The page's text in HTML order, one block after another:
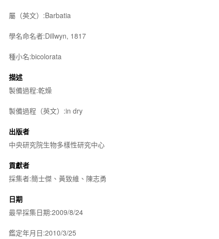
屬（英文）:Barbatia
學名命名者:Dillwyn, 1817
種小名:bicolorata
描述
製備過程:乾燥
製備過程（英文）:in dry
出版者
中央研究院生物多樣性研究中心
貢獻者
採集者:簡士傑、黃致維、陳志勇
日期
最早採集日期:2009/8/24
鑑定年月日:2010/3/25